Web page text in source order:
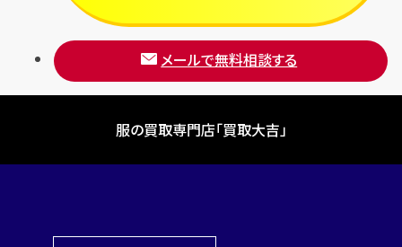
ブレゲ
メールで無料相談する
服の買取専門店「買取大吉」